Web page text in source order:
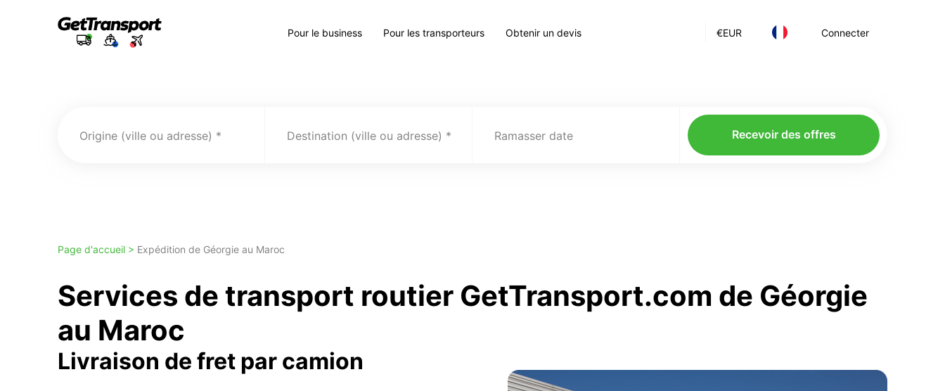
€EUR Connecter
Pour le business Pour les transporteurs Obtenir un devis
Origine (ville ou adresse) Destination (ville ou adresse) Ramasser date Recevoir des offres
Page d'accueil > Expédition de Géorgie au Maroc
Services de transport routier GetTransport.com de Géorgie
au Maroc
Livraison de fret par camion